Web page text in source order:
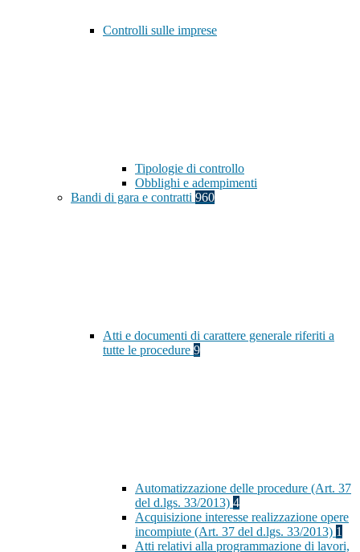
Controlli sulle imprese
Tipologie di controllo
Obblighi e adempimenti
Bandi di gara e contratti 960
Atti e documenti di carattere generale riferiti a
tutte le procedure 9
Automatizzazione delle procedure (Art. 37
del d.lgs. 33/2013) 4
Acquisizione interesse realizzazione opere
incompiute (Art. 37 del d.lgs. 33/2013) 1
Atti relativi alla programmazione di lavori,